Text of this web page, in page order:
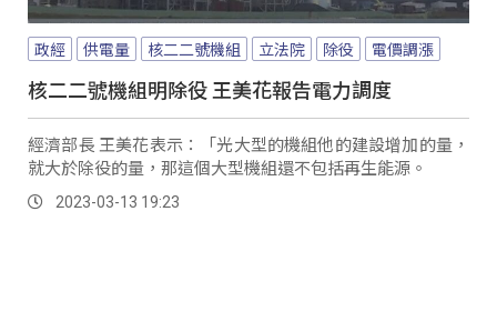
政經 供電量 核二二號機組 立法院 除役 電價調漲
核二二號機組明除役 王美花報告電力調度
經濟部長 王美花表示：「光大型的機組他的建設增加的量，
就大於除役的量，那這個大型機組還不包括再生能源。
2023-03-13 19:23